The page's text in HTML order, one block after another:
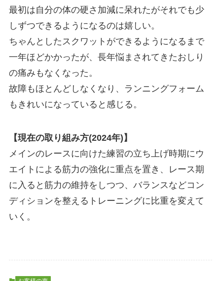
最初は自分の体の硬さ加減に呆れたがそれでも少
しずつできるようになるのは嬉しい。
ちゃんとしたスクワットができるようになるまで
一年ほどかかったが、長年悩まされてきたおしり
の痛みもなくなった。
故障もほとんどしなくなり、ランニングフォーム
もきれいになっていると感じる。
【現在の取り組み方(2024年)】
メインのレースに向けた練習の立ち上げ時期にウ
エイトによる筋力の強化に重点を置き、レース期
に入ると筋力の維持をしつつ、バランスなどコン
ディションを整えるトレーニングに比重を変えて
いく。